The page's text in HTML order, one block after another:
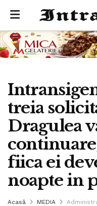
treia
Dragulea
fiica ei
noapte in
Acasă MEDIA